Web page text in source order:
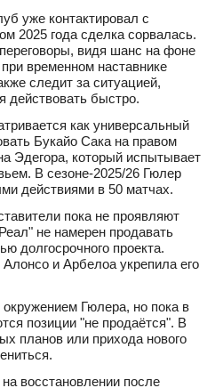
уже контактировал с
2025 года сделка сорвалась.
видя шанс на фоне
временном наставнике
следит за ситуацией,
действовать быстро.
как универсальный
Букайо Сака на правом
Эдегора, который испытывает
В сезоне‑2025/26 Гюлер
действиями в 50 матчах.
пока не проявляют
не намерен продавать
долгосрочного проекта.
и Арбелоа укрепила его
Гюлера, но пока в
позиции "не продаётся". В
планов или прихода нового
восстановлении после